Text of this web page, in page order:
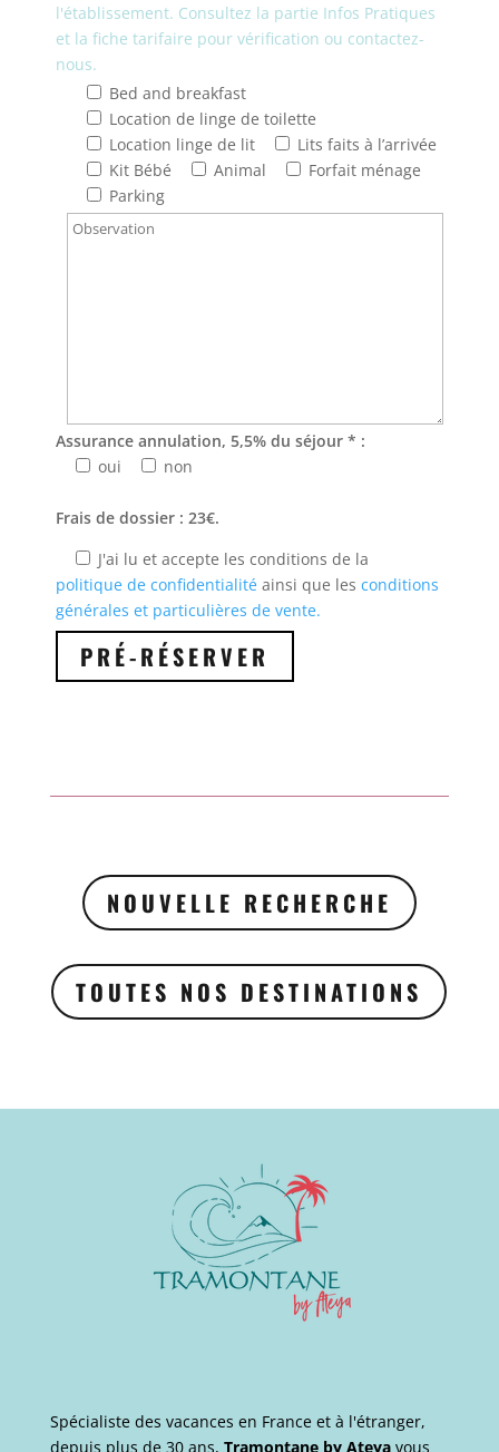
l'établissement. Consultez la partie Infos Pratiques
et la fiche tarifaire pour vérification ou contactez-
nous.
Bed and breakfast
Location de linge de toilette
Location linge de lit
Lits faits à l’arrivée
Kit Bébé
Animal
Forfait ménage
Parking
Assurance annulation, 5,5% du séjour * :
oui
non
Frais de dossier : 23€.
J'ai lu et accepte les conditions de la
politique de confidentialitéainsi que les conditions
générales et particulières de vente.
NOUVELLE RECHERCHE
TOUTES NOS DESTINATIONS
Spécialiste des vacances en France et à l'étranger,
depuis plus de 30 ans, Tramontane by Ateya vous